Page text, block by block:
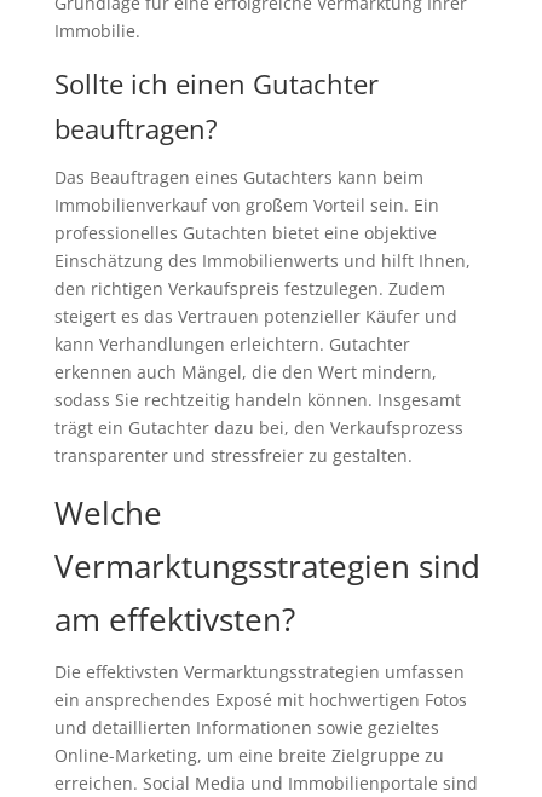
Immobilie.
Sollte ich einen Gutachter
beauftragen?
Das Beauftragen eines Gutachters kann beim
Immobilienverkauf von großem Vorteil sein. Ein
professionelles Gutachten bietet eine objektive
Einschätzung des Immobilienwerts und hilft Ihnen,
den richtigen Verkaufspreis festzulegen. Zudem
steigert es das Vertrauen potenzieller Käufer und
kann Verhandlungen erleichtern. Gutachter
erkennen auch Mängel, die den Wert mindern,
sodass Sie rechtzeitig handeln können. Insgesamt
trägt ein Gutachter dazu bei, den Verkaufsprozess
transparenter und stressfreier zu gestalten.
Welche
Vermarktungsstrategien sind
am effektivsten?
Die effektivsten Vermarktungsstrategien umfassen
ein ansprechendes Exposé mit hochwertigen Fotos
und detaillierten Informationen sowie gezieltes
Online-Marketing, um eine breite Zielgruppe zu
erreichen. Social Media und Immobilienportale sind